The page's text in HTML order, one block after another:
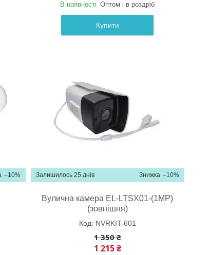
В наявності Оптом і в роздріб
Купити
–10% –10%
Залишилось 25 днів
Вулична камера EL-LTSX01-(1MP)
(зовнішня)
NVRKIT-601
1 350 ₴
1 215 ₴